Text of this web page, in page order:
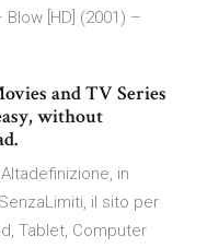
[HD] (2001) –
and TV Series
without
in
il sito per
Tablet, Computer